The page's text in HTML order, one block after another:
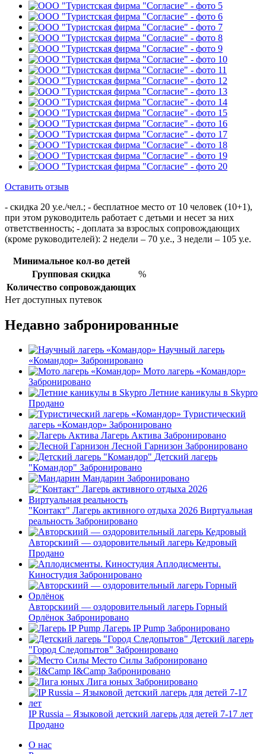
Оставить отзыв
- скидка 20 у.е./чел.; - бесплатное место от 10 человек (10+1),
при этом руководитель работает с детьми и несет за них
ответственность; - доплата за взрослых сопровождающих
(кроме руководителей): 2 недели – 70 у.е., 3 недели – 105 у.е.
Минимальное кол-во детей
Групповая скидка
%
Количество сопровождающих
Нет доступных путевок
Недавно забронированные
Научный лагерь
«Командор» Забронировано
Мото лагерь «Командор»
Забронировано
Летние каникулы в Skypro
Продано
Туристический
лагерь «Командор» Забронировано
Лагерь Актива Забронировано
Лесной Гарнизон Забронировано
Детский лагерь
"Командор" Забронировано
Мандарин Забронировано
"Контакт" Лагерь активного отдыха 2026 Виртуальная
реальность Забронировано
Авторскиий — оздоровительный лагерь Кедровый
Продано
Аплодисменты.
Киностудия Забронировано
Авторскиий — оздоровительный лагерь Горный
Орлёнок Забронировано
Лагерь IP Pump Забронировано
Детский лагерь
"Город Следопытов" Забронировано
Место Силы Забронировано
I&Camp Забронировано
Лига юных Забронировано
IP Russia – Языковой детский лагерь для детей 7-17 лет
Продано
О нас